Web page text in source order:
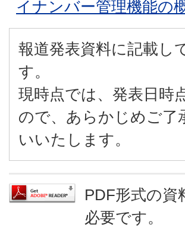
イナンバー管理機能の
報道発表資料に記載し
す。
現時点では、発表日時
ので、あらかじめご了
いいたします。
PDF形式の資
必要です。